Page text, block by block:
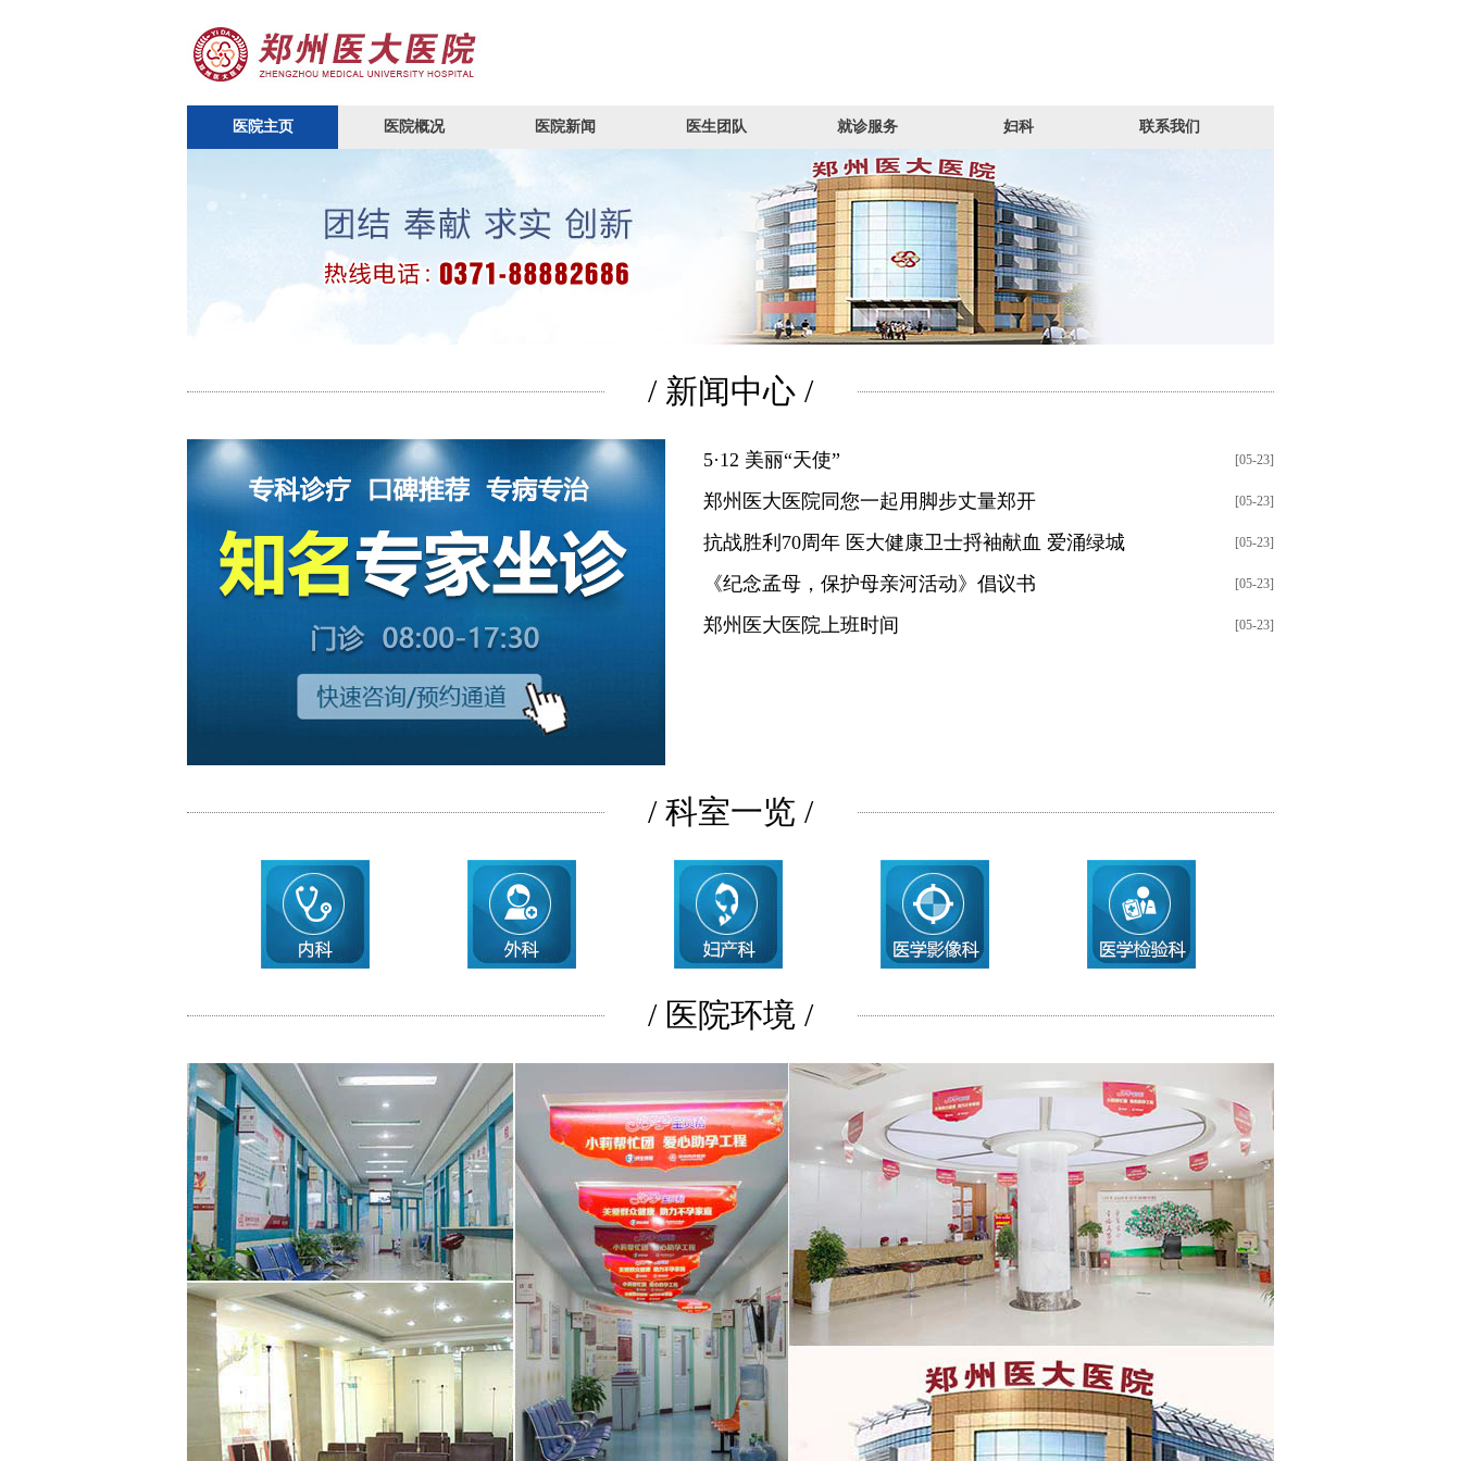
医院主页 医院概况 医院新闻 医生团队 就诊服务 妇科 联系我们
/ 新闻中心 /
[05-23]
5·12 美丽“天使”
[05-23]
郑州医大医院同您一起用脚步丈量郑开
[05-23]
抗战胜利70周年 医大健康卫士捋袖献血 爱涌绿城
[05-23]
《纪念孟母，保护母亲河活动》倡议书
[05-23]
郑州医大医院上班时间
/ 科室一览 /
/ 医院环境 /